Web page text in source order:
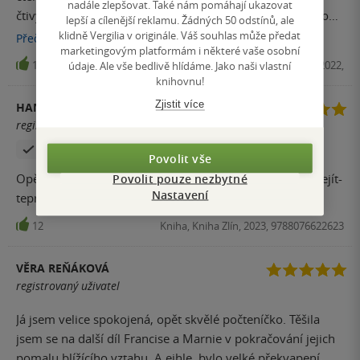
čtivých. Dvě knihy jsem četlas delším odstupem než tuto
poslední, ale dobře jsem se orientovala.
Přečíst více
13 E-kniha, Kniha Zlín, 2022,
HANA HANZLÍKOVÁ
registrovaný uživatel
Zakoupil produkt
Opět výborná kniha od tohoto autora, nedá se od ní odejít-
teprve až jí dočtete.
12 Kniha, Kniha Zlín, 2023, 9788076622623
VĚRA REŇÁKOVÁ
registrovaný uživatel
Já jsem velice spokojená, opět skvělé počteníčko. Těšila
jsem se na další díl Francise a Marnie v pokračování jejich
nadále zlepšovat. Také nám pomáhají ukazovat
lepší a cílenější reklamu. Žádných 50 odstínů, ale
klidně Vergilia v originále. Váš souhlas může předat
marketingovým platformám i některé vaše osobní
údaje. Ale vše bedlivě hlídáme. Jako naši vlastní
knihovnu!
Zjistit více
Povolit vše
Povolit pouze nezbytné
Nastavení